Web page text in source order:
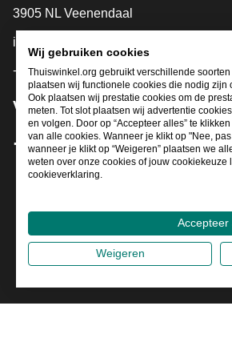
3905 NL Veenendaal
info@thuiswinkel.org
+31 (0)318 64 85 75
Volg je ons al?
Facebook
X LinkedIn
Instagram
YouTube
Wij gebruiken cookies
Thuiswinkel.org gebruikt verschillende
plaatsen wij functionele cookies die nodig zijn
Ook plaatsen wij prestatie cookies om de
meten. Tot slot plaatsen wij advertentie
en volgen. Door op “Accepteer alles” te
van alle cookies. Wanneer je klikt op "Nee,
wanneer je klikt op “Weigeren” plaatsen we
weten over onze cookies of jouw
cookieverklaring.
Accepteer
Weigeren